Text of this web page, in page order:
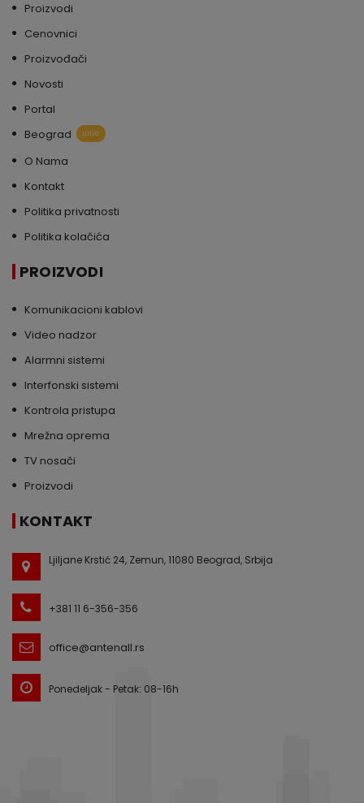
Proizvodi
Cenovnici
Proizvođači
Novosti
Portal
Beograd
uživo
O Nama
Kontakt
Politika privatnosti
Politika kolačića
PROIZVODI
Komunikacioni kablovi
Video nadzor
Alarmni sistemi
Interfonski sistemi
Kontrola pristupa
Mrežna oprema
TV nosači
Proizvodi
KONTAKT
Ljiljane Krstić 24, Zemun, 11080 Beograd, Srbija
+381 11 6-356-356
office@antenall.rs
Ponedeljak - Petak: 08-16h